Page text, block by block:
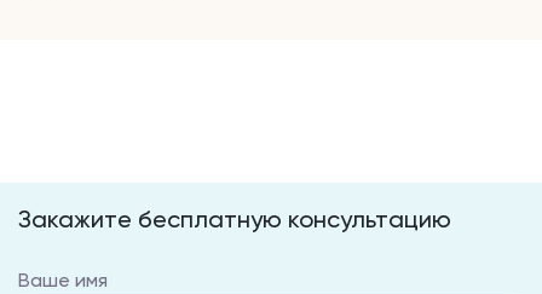
Закажите бесплатную консультацию
Ваше имя